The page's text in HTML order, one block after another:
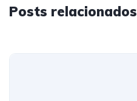
Posts relacionados